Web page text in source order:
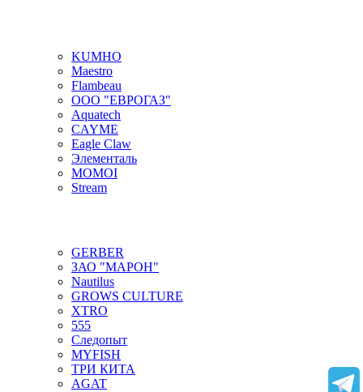
KUMHO
Maestro
Flambeau
ООО "ЕВРОГАЗ"
Aquatech
CAYME
Eagle Claw
Элементаль
MOMOI
Stream
GERBER
ЗАО "МАРОН"
Nautilus
GROWS CULTURE
XTRO
555
Следопыт
MYFISH
ТРИ КИТА
AGAT